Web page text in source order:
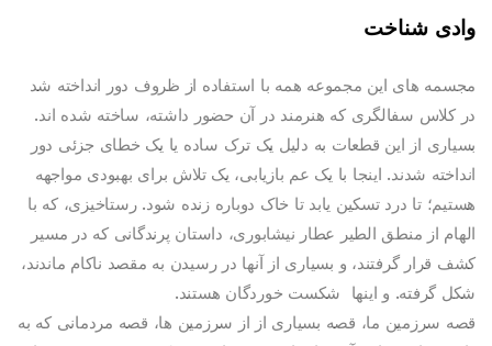
وادی شناخت
مجسمه های این مجموعه همه با استفاده از ظروف دور انداخته شد
در کلاس سفالگری که هنرمند در آن حضور داشته، ساخته شده اند.
بسیاری از این قطعات به دلیل یک ترک ساده یا یک خطای جزئی دور
انداخته شدند. اینجا با یک عم بازیابی، یک تلاش برای بهبودی مواجهه
هستیم؛ تا درد تسکین یابد تا خاک دوباره زنده شود. رستاخیزی، که با
الهام از منطق الطیر عطار نیشابوری، داستان پرندگانی که در مسیر
کشف قرار گرفتند، و بسیاری از آنها در رسیدن به مقصد ناکام ماندند،‌
شکل گرفته. و اینها شکست خوردگان هستند.
قصه سرزمین ما، قصه بسیاری از از سرزمین ها، قصه مردمانی که به